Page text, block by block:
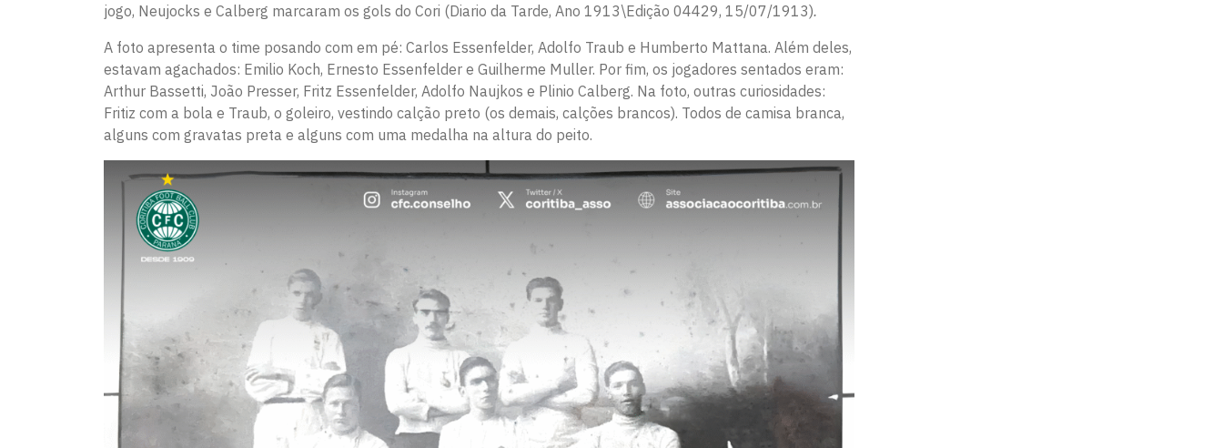
jogo, Neujocks e Calberg marcaram os gols do Cori (Diario da Tarde, Ano 1913\Edição 04429, 15/07/1913).
A foto apresenta o time posando com em pé: Carlos Essenfelder, Adolfo Traub e Humberto Mattana. Além deles,
estavam agachados: Emilio Koch, Ernesto Essenfelder e Guilherme Muller. Por fim, os jogadores sentados eram:
Arthur Bassetti, João Presser, Fritz Essenfelder, Adolfo Naujkos e Plinio Calberg. Na foto, outras curiosidades:
Fritiz com a bola e Traub, o goleiro, vestindo calção preto (os demais, calções brancos). Todos de camisa branca,
alguns com gravatas preta e alguns com uma medalha na altura do peito.